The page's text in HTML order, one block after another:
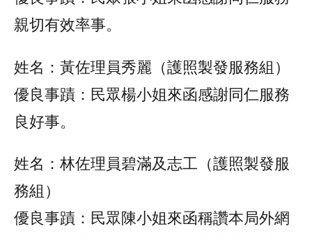
親切有效率事。
姓名：黃佐理員秀麗（護照製發服務組）
優良事蹟：民眾楊小姐來函感謝同仁服務
良好事。
姓名：林佐理員碧滿及志工（護照製發服
務組）
優良事蹟：民眾陳小姐來函稱讚本局外網